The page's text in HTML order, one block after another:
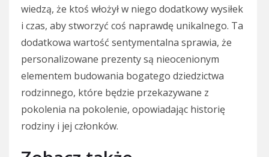
wiedzą, że ktoś włożył w niego dodatkowy wysiłek
i czas, aby stworzyć coś naprawdę unikalnego. Ta
dodatkowa wartość sentymentalna sprawia, że
personalizowane prezenty są nieocenionym
elementem budowania bogatego dziedzictwa
rodzinnego, które będzie przekazywane z
pokolenia na pokolenie, opowiadając historię
rodziny i jej członków.